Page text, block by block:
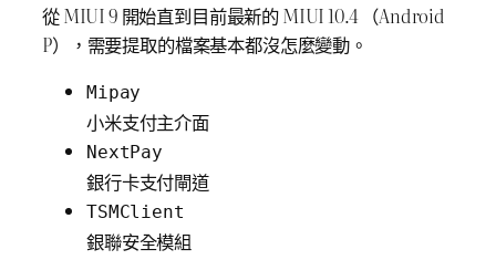
從 MIUI 9 開始直到目前最新的 MIUI 10.4 （Android
P），需要提取的檔案基本都沒怎麼變動。
Mipay
小米支付主介面
NextPay
銀行卡支付閘道
TSMClient
銀聯安全模組